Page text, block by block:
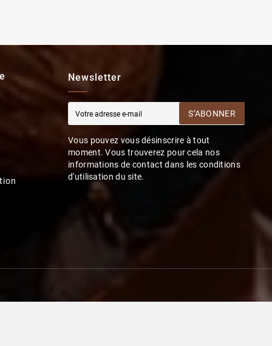
Newsletter
S’ABONNER
Vous pouvez vous désinscrire à tout
moment. Vous trouverez pour cela nos
informations de contact dans les conditions
d'utilisation du site.